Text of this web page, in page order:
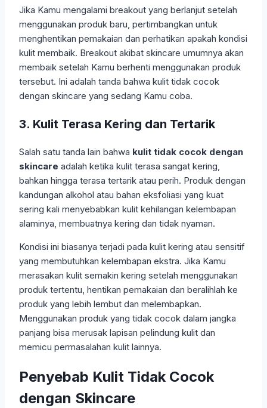
Jika Kamu mengalami breakout yang berlanjut setelah
menggunakan produk baru, pertimbangkan untuk
menghentikan pemakaian dan perhatikan apakah kondisi
kulit membaik. Breakout akibat skincare umumnya akan
membaik setelah Kamu berhenti menggunakan produk
tersebut. Ini adalah tanda bahwa kulit tidak cocok
dengan skincare yang sedang Kamu coba.
3. Kulit Terasa Kering dan Tertarik
Salah satu tanda lain bahwa kulit tidak cocok dengan
skincare adalah ketika kulit terasa sangat kering,
bahkan hingga terasa tertarik atau perih. Produk dengan
kandungan alkohol atau bahan eksfoliasi yang kuat
sering kali menyebabkan kulit kehilangan kelembapan
alaminya, membuatnya kering dan tidak nyaman.
Kondisi ini biasanya terjadi pada kulit kering atau sensitif
yang membutuhkan kelembapan ekstra. Jika Kamu
merasakan kulit semakin kering setelah menggunakan
produk tertentu, hentikan pemakaian dan beralihlah ke
produk yang lebih lembut dan melembapkan.
Menggunakan produk yang tidak cocok dalam jangka
panjang bisa merusak lapisan pelindung kulit dan
memicu permasalahan kulit lainnya.
Penyebab Kulit Tidak Cocok
dengan Skincare